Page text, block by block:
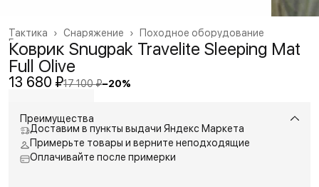
Походное оборудование
Снаряжение ›
Тактика
›
Главная
Коврик Snugpak Travelite Sleeping Mat
Full Olive
13 680 ₽17 100 ₽−20%
Преимущества
Доставим в пункты выдачи Яндекс Маркета
Примерьте товары и верните неподходящие
Оплачивайте после примерки